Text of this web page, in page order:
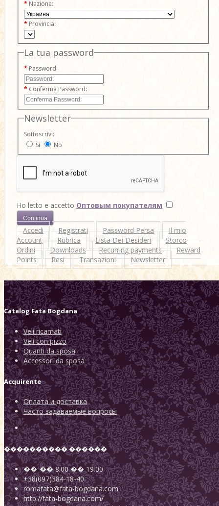
Nazione:
Provincia:
La tua password
Password:
Conferma Password:
Newsletter
Sottoscrivi:
Si
No
Ho letto e accetto Оптовым покупателям
Accedi Registrati Password Persa
Il mio
Account
Rubrica Lista Dei Desideri
Storco
Ordini
Downloads Recurring payments
Reward
Points
Resi Transazioni Newsletter
CatalogFata Bogdana
Veli ricamati
Veli con pizzo
Quanti da sposa
Accessori da sposa
Acquirente
Оплата и доставка
Часто задаваемые вопросы
���������� ������
��-��8.00��19.00
+38(097)384-18-40
romafata@fata-bogdana.com
http://fata-bogdana.com/